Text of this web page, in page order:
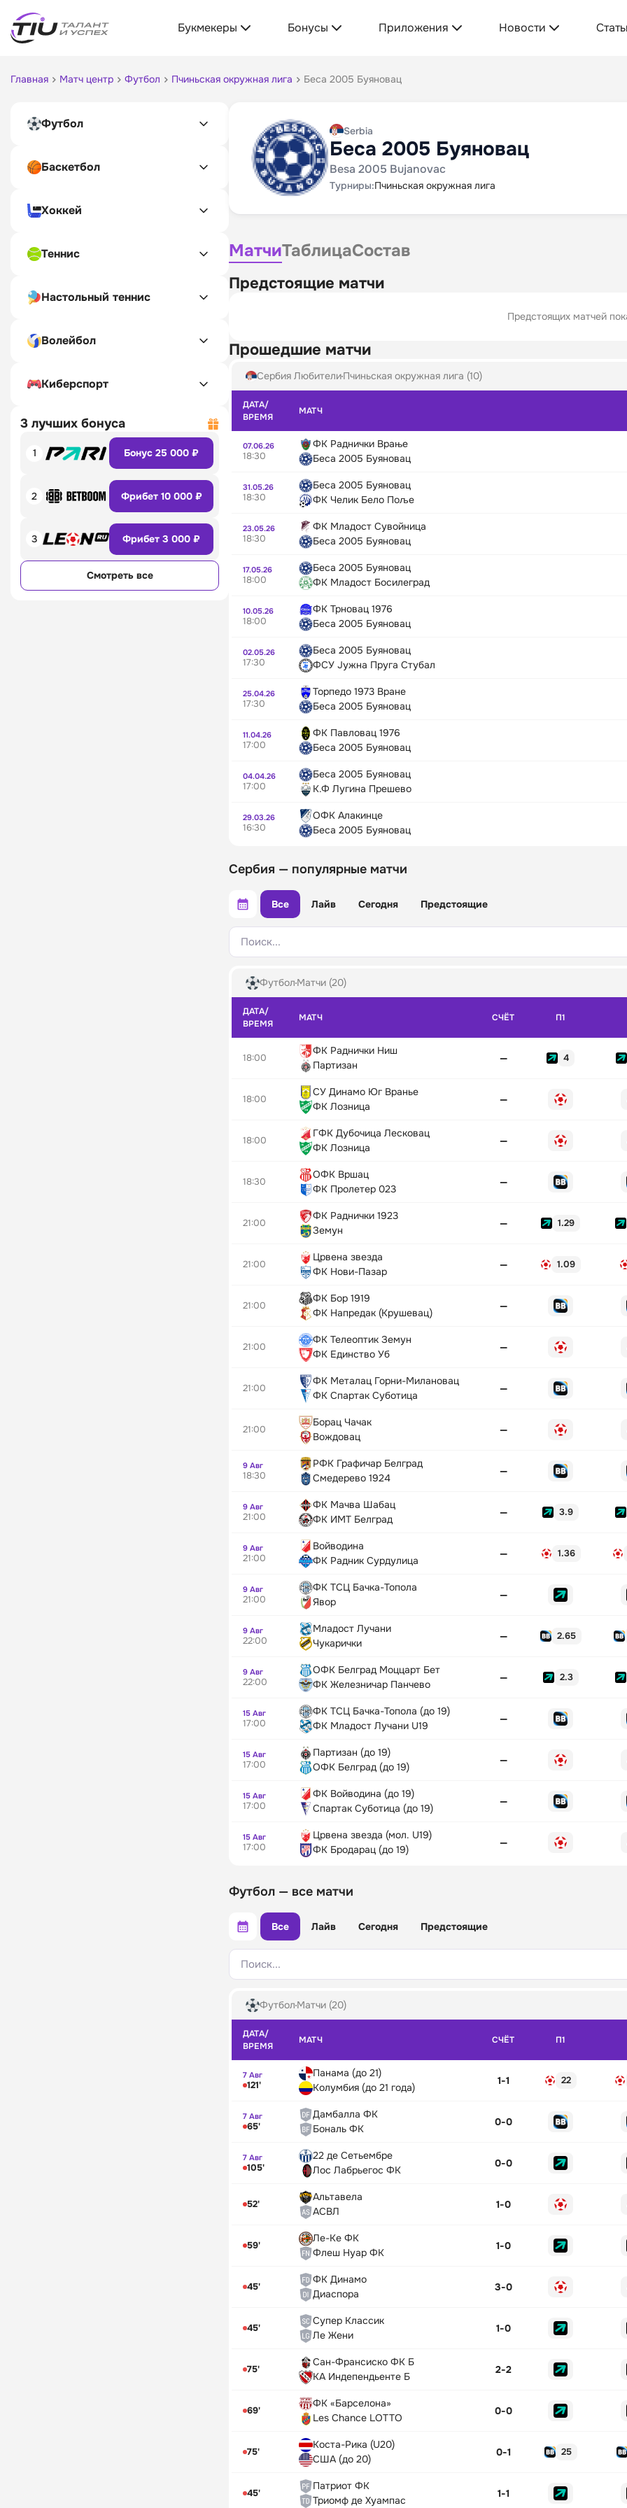
Букмекеры Бонусы Приложения Новости
Главная Матч центр Футбол Пчиньская окружная лига Беса 2005 Буяновац
Футбол
Баскетбол
Хоккей
Теннис
Настольный теннис
Волейбол
Киберспорт
3 лучших бонуса
1 Бонус 25 000 ₽
2 Фрибет 10 000 ₽
3 Фрибет 3 000 ₽
Смотреть все
Serbia
Беса 2005 Буяновац
Besa 2005 Bujanovac
Турниры:Пчиньская окружная лига
МатчиТаблицаСостав
Предстоящие матчи
Предстоящих матчей
Прошедшие матчи
Сербия ЛюбителиПчиньская окружная лига (10)
ДАТА/
ВРЕМЯ
МАТЧ
07.06.26
18:30
ФК Раднички Врање
Беса 2005 Буяновац
31.05.26
18:30
Беса 2005 Буяновац
ФК Челик Бело Поље
23.05.26
18:30
ФК Младост Сувойница
Беса 2005 Буяновац
17.05.26
18:00
Беса 2005 Буяновац
ФК Младост Босилеград
10.05.26
18:00
ФК Трновац 1976
Беса 2005 Буяновац
02.05.26
17:30
Беса 2005 Буяновац
ФСУ Јужна Пруга Стубал
25.04.26
17:30
Торпедо 1973 Вране
Беса 2005 Буяновац
11.04.26
17:00
ФК Павловац 1976
Беса 2005 Буяновац
04.04.26
17:00
Беса 2005 Буяновац
К.Ф Лугина Прешево
29.03.26
16:30
ОФК Алакинце
Беса 2005 Буяновац
Сербия — популярные матчи
Все Лайв Сегодня Предстоящие
Поиск...
Футбол Матчи (20)
ДАТА/
ВРЕМЯ
МАТЧ СЧЁТ П1
18:00
ФК Раднички Ниш
Партизан
— 4
18:00
СУ Динамо Юг Вранье
ФК Лозница
—
18:00
ГФК Дубочица Лесковац
ФК Лозница
—
18:30
ОФК Вршац
ФК Пролетер 023
—
21:00
ФК Раднички 1923
Земун
— 1.29
21:00
Црвена звезда
ФК Нови-Пазар
— 1.09
21:00
ФК Бор 1919
ФК Напредак (Крушевац)
—
21:00
ФК Телеоптик Земун
ФК Единство Уб
—
21:00
ФК Металац Горни-Милановац
ФК Спартак Суботица
—
21:00
Борац Чачак
Вождовац
—
9 Авг
18:30
РФК Графичар Белград
Смедерево 1924
—
9 Авг
21:00
ФК Мачва Шабац
ФК ИМТ Белград
— 3.9
9 Авг
21:00
Войводина
ФК Радник Сурдулица
— 1.36
9 Авг
21:00
ФК ТСЦ Бачка-Топола
Явор
—
9 Авг
22:00
Младост Лучани
Чукарички
— 2.65
9 Авг
22:00
ОФК Белград Моццарт Бет
ФК Железничар Панчево
— 2.3
15 Авг
17:00
ФК ТСЦ Бачка-Топола (до 19)
ФК Младост Лучани U19
—
15 Авг
17:00
Партизан (до 19)
ОФК Белград (до 19)
—
15 Авг
17:00
ФК Войводина (до 19)
Спартак Суботица (до 19)
—
15 Авг
17:00
Црвена звезда (мол. U19)
ФК Бродарац (до 19)
—
Футбол — все матчи
Все Лайв Сегодня Предстоящие
Поиск...
Футбол Матчи (20)
ДАТА/
ВРЕМЯ
МАТЧ СЧЁТ П1
7 Авг
121'
Панама (до 21)
Колумбия (до 21 года)
1-1 22
7 Авг
65'
Дамбалла ФК
Бональ ФК
0-0
7 Авг
105'
22 де Сетьембре
Лос Лабрьегос ФК
0-0
52'
Альтавела
АСВЛ
1-0
59'
Ле-Ке ФК
Флеш Нуар ФК
1-0
45'
ФК Динамо
Диаспора
3-0
45'
Супер Классик
Ле Жени
1-0
75'
Сан-Франсиско ФК Б
КА Индепендьенте Б
2-2
69'
ФК «Барселона»
Les Chance LOTTO
0-0
75'
Коста-Рика (U20)
США (до 20)
0-1 25
45'
Патриот ФК
Триомф де Хуампас
1-1